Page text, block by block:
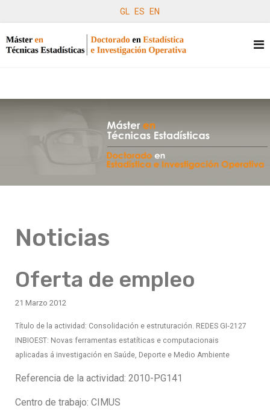
GL ES EN
Noticias
Oferta de empleo
21 Marzo 2012
Título de la actividad: Consolidación e estruturación. REDES GI‐2127
INBIOEST: Novas ferramentas estatíticas e computacionais
aplicadas á investigación en Saúde, Deporte e Medio Ambiente
Referencia de la actividad: 2010-PG141
Centro de trabajo: CIMUS